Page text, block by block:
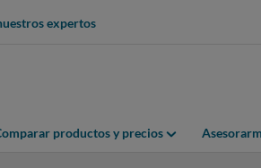
expertos
productos y precios